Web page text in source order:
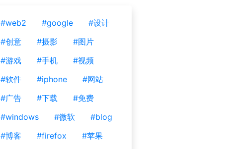
#web2 #google
#设计
#创意
#摄影
#图片
#游戏
#手机
#视频
#软件
#iphone
#网站
#广告
#下载
#免费
#windows
#微软
#blog
#博客
#firefox
#苹果